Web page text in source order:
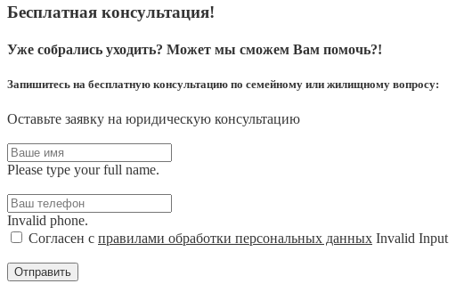
Бесплатная консультация!
Уже собрались уходить? Может мы сможем Вам помочь?!
Запишитесь на бесплатную консультацию по семейному или жилищному вопросу:
Оставьте заявку на юридическую консультацию
Please type your full name.
Invalid phone.
Согласен с правилами обработки персональных данных Invalid Input
Отправить